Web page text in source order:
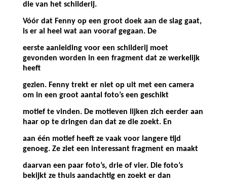
die van het schilderij.
Vóór dat Fenny op een groot doek aan de slag gaat,
is er al heel wat aan vooraf gegaan. De
eerste aanleiding voor een schilderij moet
gevonden worden in een fragment dat ze werkelijk
heeft
gezien. Fenny trekt er niet op uit met een camera
om in een groot aantal foto’s een geschikt
motief te vinden. De motieven lijken zich eerder aan
haar op te dringen dan dat ze die zoekt. En
aan één motief heeft ze vaak voor langere tijd
genoeg. Ze ziet een interessant fragment en maakt
daarvan een paar foto’s, drie of vier. Die foto’s
bekijkt ze thuis aandachtig en zoekt er dan